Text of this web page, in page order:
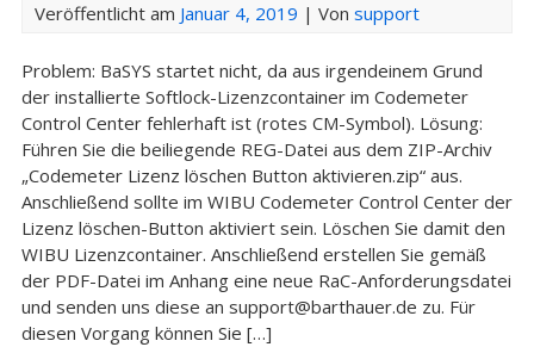
Veröffentlicht am Januar 4, 2019 | Von support
Problem: BaSYS startet nicht, da aus irgendeinem Grund
der installierte Softlock-Lizenzcontainer im Codemeter
Control Center fehlerhaft ist (rotes CM-Symbol). Lösung:
Führen Sie die beiliegende REG-Datei aus dem ZIP-Archiv
„Codemeter Lizenz löschen Button aktivieren.zip“ aus.
Anschließend sollte im WIBU Codemeter Control Center der
Lizenz löschen-Button aktiviert sein. Löschen Sie damit den
WIBU Lizenzcontainer. Anschließend erstellen Sie gemäß
der PDF-Datei im Anhang eine neue RaC-Anforderungsdatei
und senden uns diese an support@barthauer.de zu. Für
diesen Vorgang können Sie […]